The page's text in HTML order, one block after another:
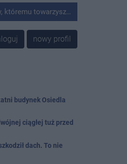
strażacy z terenu powiatu interweniowali 13 razy.
nowy profil
budynek Osiedla
ciągłej tuż przed
dach. To nie